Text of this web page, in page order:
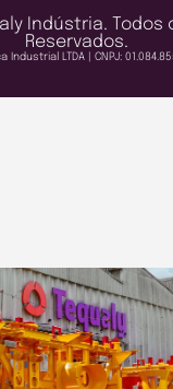
Indústria. Todos
Reservados.
Industrial LTDA | CNPJ: